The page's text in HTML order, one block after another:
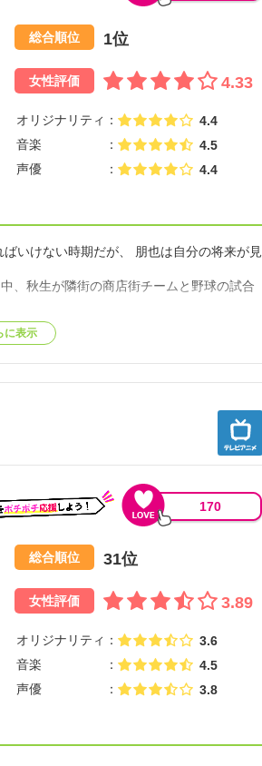
総合順位 1位
女性評価 4.33
オリジナリティ
4.4
音楽
4.5
声優 4.4
いけない時期だが、 朋也は自分の将来が見
、秋生が隣街の商店街チームと野球の試合
に表示
170
総合順位 31位
女性評価 3.89
オリジナリティ
3.6
音楽
4.5
声優 3.8